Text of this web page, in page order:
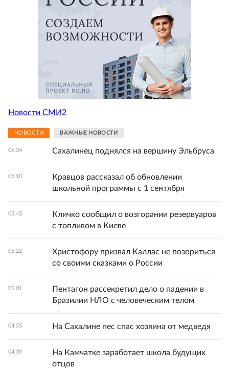
Новости СМИ2
НОВОСТИ ВАЖНЫЕ НОВОСТИ
06:34 Сахалинец поднялся на вершину Эльбруса
06:10
Кравцов рассказал об обновлении
школьной программы с 1 сентября
05:45
Кличко сообщил о возгорании резервуаров
с топливом в Киеве
05:22
Христофору призвал Каллас не позориться
со своими сказками о России
05:01
Пентагон рассекретил дело о падении в
Бразилии НЛО с человеческим телом
04:55 На Сахалине пес спас хозяина от медведя
04:39
На Камчатке заработает школа будущих
отцов